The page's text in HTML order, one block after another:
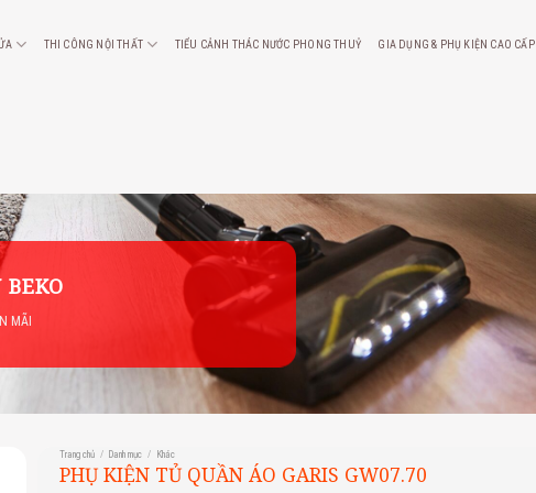
THI CÔNG NỘI THẤT TIỂU CẢNH THÁC NƯỚC PHONG THUỶ GIA DỤNG & PHỤ KIỆN CAO CẤP
MÃI
Trang chủ / Danh mục / Khác
PHỤ KIỆN TỦ QUẦN ÁO GARIS GW07.70